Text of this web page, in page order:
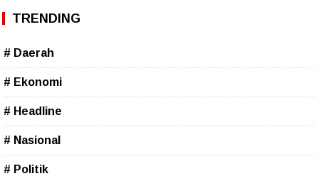
TRENDING
# Daerah
# Ekonomi
# Headline
# Nasional
# Politik